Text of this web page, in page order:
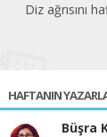
E-rapor
HAFTANIN
Büşra